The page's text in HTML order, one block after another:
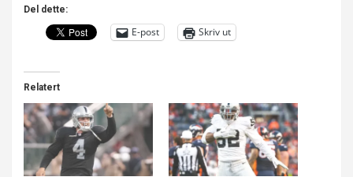
Del dette:
E-post Skriv ut
Relatert